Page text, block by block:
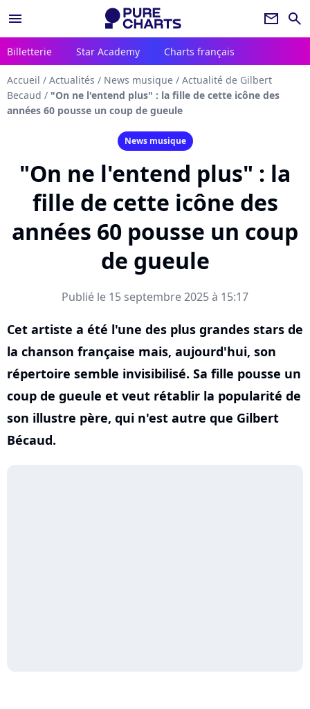
menu newsletter search
Billetterie Star Academy Charts français
Accueil / Actualités / News musique / Actualité de Gilbert
Becaud / "On ne l'entend plus" : la fille de cette icône des
années 60 pousse un coup de gueule
News musique
"On ne l'entend plus" : la
fille de cette icône des
années 60 pousse un coup
de gueule
Publié le 15 septembre 2025 à 15:17
Cet artiste a été l'une des plus grandes stars de
la chanson française mais, aujourd'hui, son
répertoire semble invisibilisé. Sa fille pousse un
coup de gueule et veut rétablir la popularité de
son illustre père, qui n'est autre que Gilbert
Bécaud.